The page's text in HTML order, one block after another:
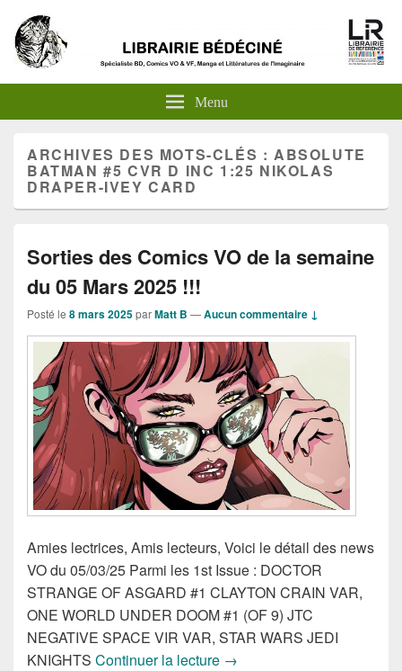
Menu
ARCHIVES DES MOTS-CLÉS : ABSOLUTE
BATMAN #5 CVR D INC 1:25 NIKOLAS
DRAPER-IVEY CARD
Sorties des Comics VO de la semaine
du 05 Mars 2025 !!!
Posté le 8 mars 2025parMatt B —Aucun commentaire ↓
Amies lectrices, Amis lecteurs, Voici le détail des news
VO du 05/03/25 Parmi les 1st Issue : DOCTOR
STRANGE OF ASGARD #1 CLAYTON CRAIN VAR,
ONE WORLD UNDER DOOM #1 (OF 9) JTC
NEGATIVE SPACE VIR VAR, STAR WARS JEDI
KNIGHTS Continuer la lecture Sorties des Comics VO de
→